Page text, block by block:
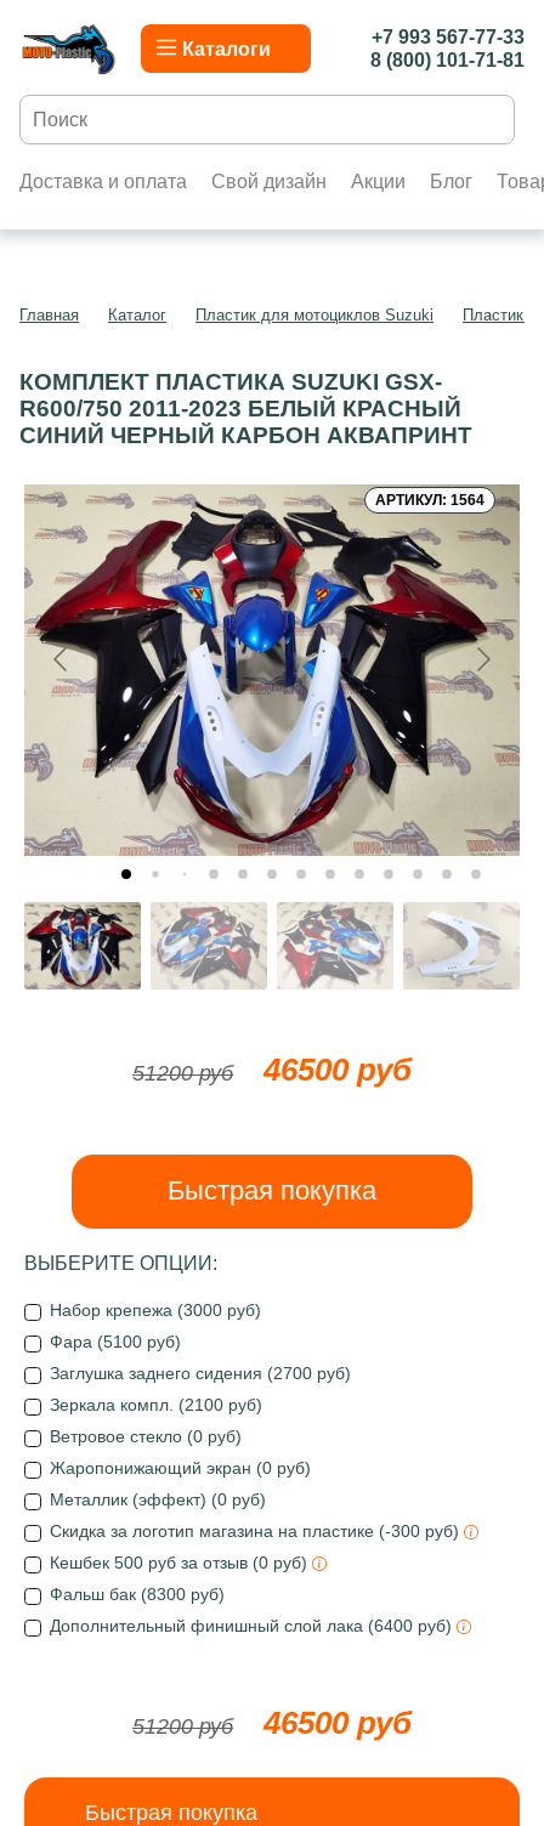
Каталоги
+7 993 567-77-33
8 (800) 101-71-81
Доставка и оплата Свой дизайн Акции Блог
Главная Каталог Пластик для мотоциклов Suzuki Пластик
КОМПЛЕКТ ПЛАСТИКА SUZUKI GSX-
R600/750 2011-2023 БЕЛЫЙ КРАСНЫЙ
СИНИЙ ЧЕРНЫЙ КАРБОН АКВАПРИНТ
АРТИКУЛ: 1564
51200 руб 46500 руб
Быстрая покупка
ВЫБЕРИТЕ ОПЦИИ:
Набор крепежа (3000 руб)
Фара (5100 руб)
Заглушка заднего сидения (2700 руб)
Зеркала компл. (2100 руб)
Ветровое стекло (0 руб)
Жаропонижающий экран (0 руб)
Металлик (эффект) (0 руб)
Скидка за логотип магазина на пластике (-300 руб)
Кешбек 500 руб за отзыв (0 руб)
Фальш бак (8300 руб)
Дополнительный финишный слой лака (6400 руб)
51200 руб 46500 руб
Быстрая покупка